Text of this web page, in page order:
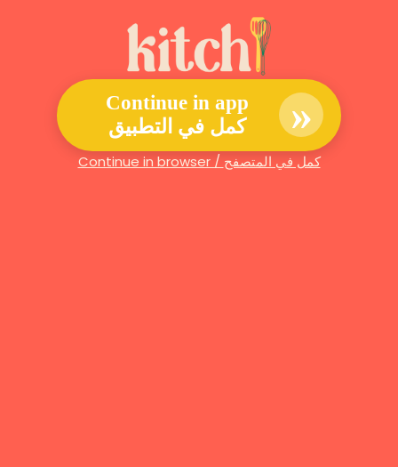
Continue in app
كمل في التطبيق
»
Continue in browser / كمل في المتصفح